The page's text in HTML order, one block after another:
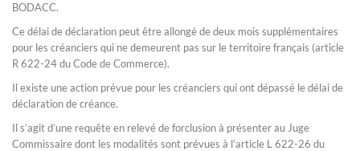
BODACC.
Ce délai de déclaration peut être allongé de deux mois supplémentaires
pour les créanciers qui ne demeurent pas sur le territoire français (article
R 622-24 du Code de Commerce).
Il existe une action prévue pour les créanciers qui ont dépassé le délai de
déclaration de créance.
Il s’agit d’une requête en relevé de forclusion à présenter au Juge
Commissaire dont les modalités sont prévues à l’article L 622-26 du